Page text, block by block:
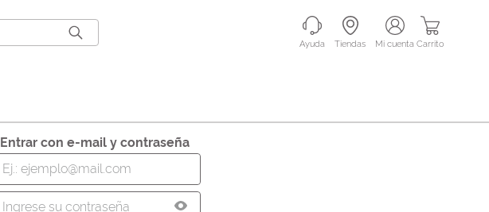
Ayuda Tiendas mi cuenta Carrito
Entrar con e-mail y contraseña